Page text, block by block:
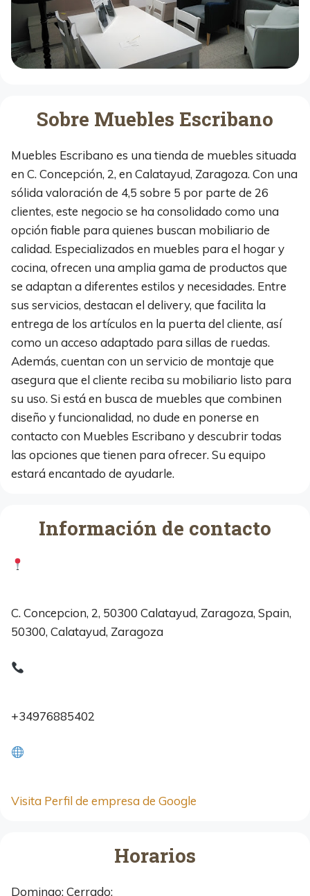
Sobre Muebles Escribano
Muebles Escribano es una tienda de muebles situada
en C. Concepción, 2, en Calatayud, Zaragoza. Con una
sólida valoración de 4,5 sobre 5 por parte de 26
clientes, este negocio se ha consolidado como una
opción fiable para quienes buscan mobiliario de
calidad. Especializados en muebles para el hogar y
cocina, ofrecen una amplia gama de productos que
se adaptan a diferentes estilos y necesidades. Entre
sus servicios, destacan el delivery, que facilita la
entrega de los artículos en la puerta del cliente, así
como un acceso adaptado para sillas de ruedas.
Además, cuentan con un servicio de montaje que
asegura que el cliente reciba su mobiliario listo para
su uso. Si está en busca de muebles que combinen
diseño y funcionalidad, no dude en ponerse en
contacto con Muebles Escribano y descubrir todas
las opciones que tienen para ofrecer. Su equipo
estará encantado de ayudarle.
Información de contacto
C. Concepcion, 2, 50300 Calatayud, Zaragoza, Spain,
50300, Calatayud, Zaragoza
+34976885402
Visita Perfil de empresa de Google
Horarios
Domingo: Cerrado;